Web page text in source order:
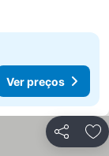
Ver preços
Partilhar